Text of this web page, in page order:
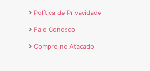
Política de Privacidade
Fale Conosco
Compre no Atacado